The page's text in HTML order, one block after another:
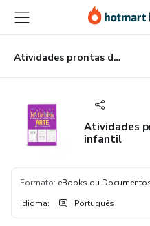
para
conteúdo
principal
para
pagamento
para
rodapé
Atividades prontas de Arte - Educação infantil
Atividades
infantil
Formato: eBooks ou
Idioma: Português